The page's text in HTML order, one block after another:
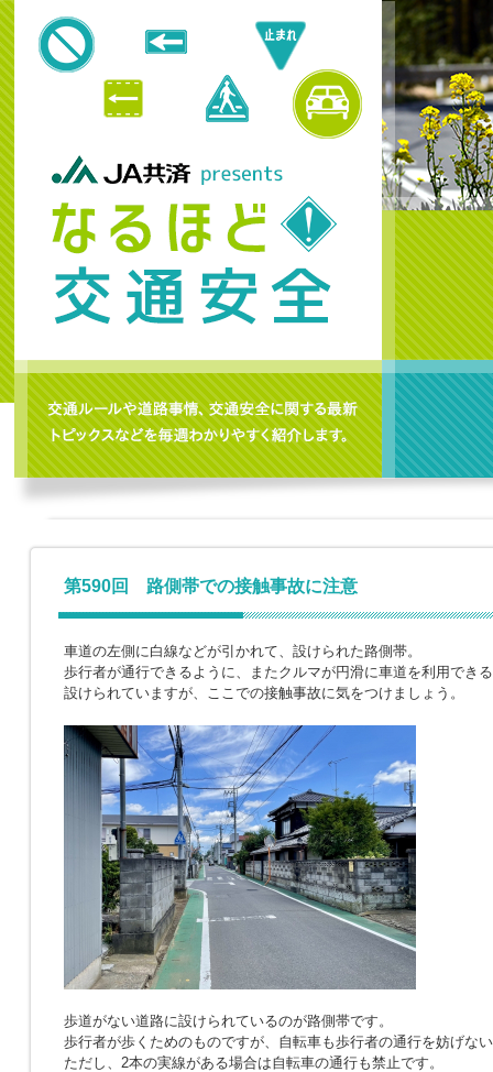
第590回 路側帯での接触事故に注意
車道の左側に白線などが引かれて、設けられた路側帯。
歩行者が通行できるように、またクルマが円滑に車道を利用でき
設けられていますが、ここでの接触事故に気をつけましょう。
歩道がない道路に設けられているのが路側帯です。
歩行者が歩くためのものですが、自転車も歩行者の通行を妨げな
ただし、2本の実線がある場合は自転車の通行も禁止です。